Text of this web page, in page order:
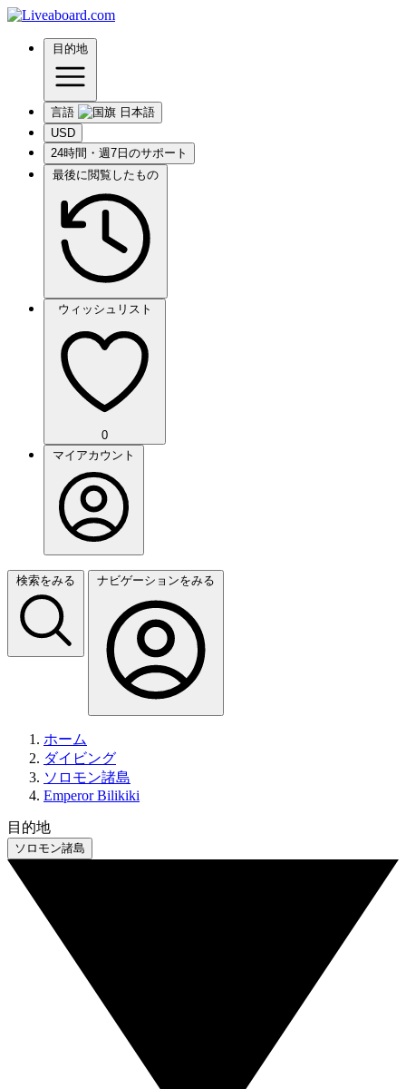
目的地
言語
USD
24時間・週7日のサポート
最後に閲覧したもの
ウィッシュリスト
0
マイアカウント
検索をみる ナビゲーションをみる
ホーム
ダイビング
ソロモン諸島
Emperor Bilikiki
目的地
ソロモン諸島